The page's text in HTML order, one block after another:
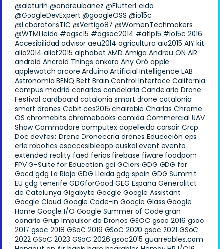
@aleturin @andreuibanez @FlutterLleida
@GoogleDevExpert @googleOSS @io15c
@LaboratorisTIC @Vertigo87 @WomenTechmakers
@WTMLleida #agsc15 #agsoc2014 #atlp15 #io15c 2016
Accesibilidad advisor aeu2014 agricultura aio2015 AIY kit
alio2014 aliot2015 alphabet AMD Amiga Andreu ON AIR
android Android Things ankara Any Oró apple
applewatch arcore Arduino Artificial Intelligence LAB
Astronomia BENQ Bett Brain Control Interface California
campus madrid canarias candelaria Candelaria Drone
Festival cardboard catalonia smart drone catalonia
smart drones Cebit ces2015 chairable Charlas Chrome
OS chromebits chromebooks comida Commercial UAV
Show Commodore computex copelleida corsair Crop
Doc devfest Drone Dronecoria drones Educación eps
erle robotics esaccesibleapp euskal event evento
extended reality faed ferias firebase fiware foodporn
FPV G-Suite for Education gci GCiers GDG GDG for
Good gdg La Rioja GDG Lleida gdg spain GDG Summit
EU gdg tenerife GDGforGood GEG España Generalitat
de Catalunya Gigabyte Google Google Assistant
Google Cloud Google Code-in Google Glass Google
Home Google I/O Google Summer of Code gran
canaria Grup Impulsor de Drones GSOC gsoc 2016 gsoc
2017 gsoc 2018 GSoC 2019 GSoC 2020 gsoc 2021 GSoC
2022 GSoC 2023 GSoC 2026 gsoc2015 guarreables.com